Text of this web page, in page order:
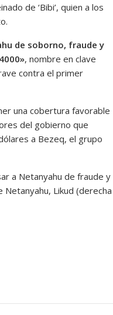
de ‘Bibi’, quien a los
de soborno, fraude y
, nombre en clave
contra el primer
una cobertura favorable
del gobierno que
a Bezeq, el grupo
a Netanyahu de fraude y
Likud (derecha